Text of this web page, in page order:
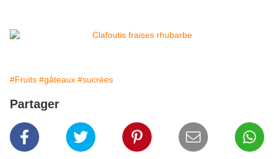
#Fruits #gâteaux #sucrées
Partager